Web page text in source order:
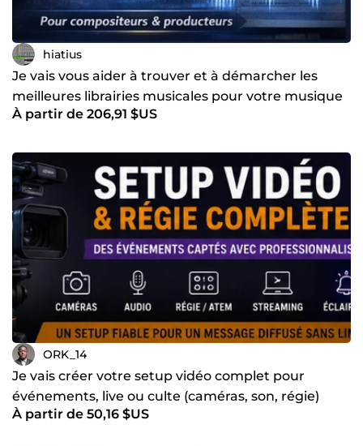
hiatius
Je vais vous aider à trouver et à démarcher les
meilleures librairies musicales pour votre musique
À partir de 206,91 $US
ORK_14
Je vais créer votre setup vidéo complet pour
événements, live ou culte (caméras, son, régie)
À partir de 50,16 $US